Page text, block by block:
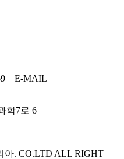
E-MAIL
학7로 6
아. CO.LTD ALL RIGHT